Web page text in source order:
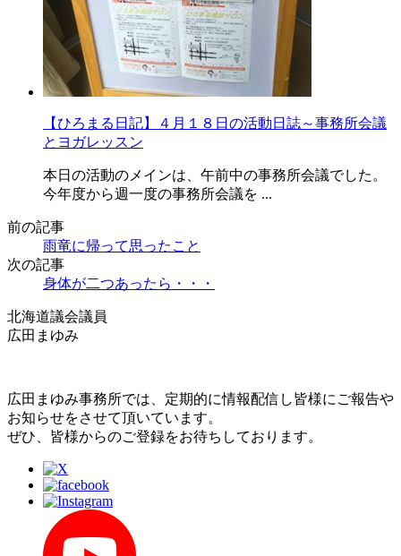
【ひろまる日記】４月１８日の活動日誌～事務所会議
とヨガレッスン
本日の活動のメインは、午前中の事務所会議でした。
今年度から週一度の事務所会議を ...
前の記事
雨竜に帰って思ったこと
次の記事
身体が二つあったら・・・
北海道議会議員
広田まゆみ
広田まゆみ事務所では、定期的に情報配信し皆様にご報告や
お知らせをさせて頂いています。
ぜひ、皆様からのご登録をお待ちしております。